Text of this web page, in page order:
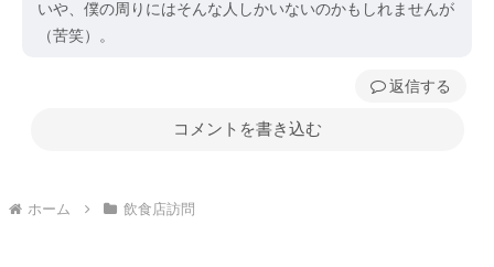
いや、僕の周りにはそんな人しかいないのかもしれませんが
（苦笑）。
返信
コメントを書き込む
ホーム 飲食店訪問